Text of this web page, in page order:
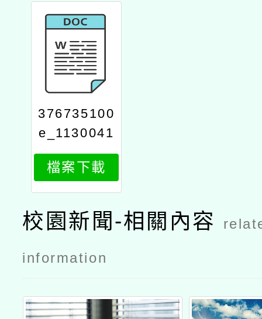
376735100
e_1130041
620_attach
1
檔案下載
校園新聞-相關內容
information